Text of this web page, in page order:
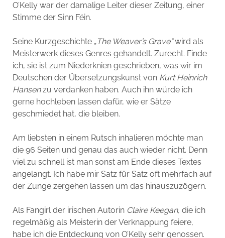
O’Kelly war der damalige Leiter dieser Zeitung, einer
Stimme der Sinn Féin.
Seine Kurzgeschichte „The Weaver’s Grave“wird als
Meisterwerk dieses Genres gehandelt. Zurecht. Finde
ich, sie ist zum Niederknien geschrieben, was wir im
Deutschen der Übersetzungskunst von Kurt Heinrich
Hansenzu verdanken haben. Auch ihn würde ich
gerne hochleben lassen dafür, wie er Sätze
geschmiedet hat, die bleiben.
Am liebsten in einem Rutsch inhalieren möchte man
die 96 Seiten und genau das auch wieder nicht. Denn
viel zu schnell ist man sonst am Ende dieses Textes
angelangt. Ich habe mir Satz für Satz oft mehrfach auf
der Zunge zergehen lassen um das hinauszuzögern.
Als Fangirl der irischen Autorin Claire Keegan, die ich
regelmäßig als Meisterin der Verknappung feiere,
habe ich die Entdeckung von O’Kelly sehr genossen.